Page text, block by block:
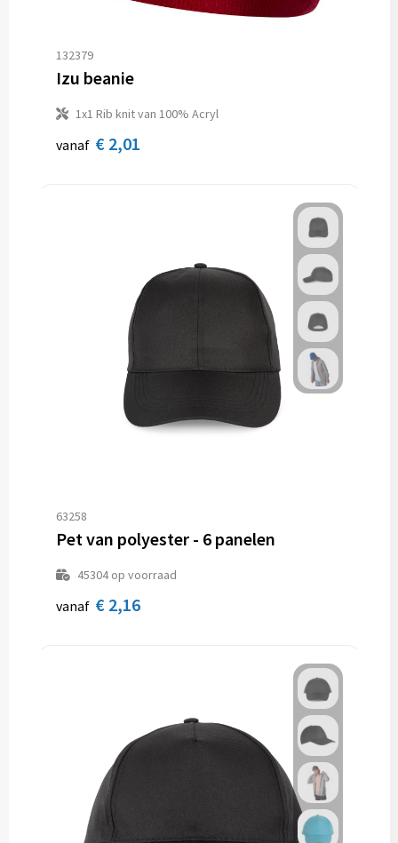
132379
Izu beanie
1x1 Rib knit van 100% Acryl
vanaf € 2,01
63258
Pet van polyester - 6 panelen
45304op voorraad
vanaf € 2,16